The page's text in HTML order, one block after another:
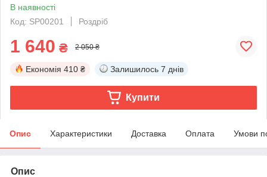
В наявності
Код: SP00201
Роздріб
1 640 ₴ 2 050 ₴
Економія 410 ₴ Залишилось 7 днів
Купити
Опис Характеристики Доставка Оплата Умови
Опис